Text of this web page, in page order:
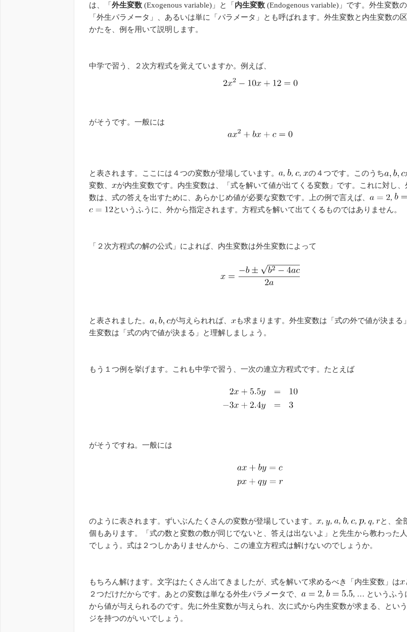
は、「外生変数 (Exogenous variable)」と「内生変数 (Endogenous variable)」です。外生変数の
「外生パラメータ」、あるいは単に「パラメータ」とも呼ばれます。外生変数と内生変数の
かたを、例を用いて説明します。
中学で習う、２次方程式を覚えていますか。例えば、
がそうです。一般には
と表されます。ここには４つの変数が登場しています。 , , , の４つです。このうち
変数、
が内生変数です。内生変数は、「式を解いて値が出てくる変数」です。これに対し、
数は、式の答えを出すために、あらかじめ値が必要な変数です。上の例で言えば、
,
というふうに、外から指定されます。方程式を解いて出てくるものではありません。
「２次方程式の解の公式」によれば、内生変数は外生変数によって
と表されました。 が与えられれば、
も求まります。外生変数は「式の外で値が決まる
生変数は「式の内で値が決まる」と理解しましょう。
もう１つ例を挙げます。これも中学で習う、一次の連立方程式です。たとえば
がそうですね。一般には
のように表されます。ずいぶんたくさんの変数が登場しています。 , , , , , , ,
と、全
個もあります。「式の数と変数の数が同じでないと、答えは出ないよ」と先生から教わった
でしょう。式は２つしかありませんから、この連立方程式は解けないのでしょうか。
もちろん解けます。文字はたくさん出てきましたが、式を解いて求めるべき「内生変数」は
２つだけだからです。あとの変数は単なる外生パラメータで、
,
, … というふう
から値が与えられるのです。先に外生変数が与えられ、次に式から内生変数が求まる、とい
ジを持つのがいいでしょう。